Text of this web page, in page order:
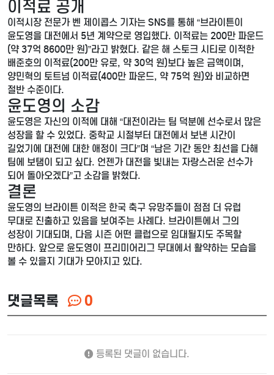
이적료 공개
이적시장 전문가 벤 제이콥스 기자는 SNS를 통해 “브라이튼이
윤도영을 대전에서 5년 계약으로 영입했다. 이적료는 200만 파운드
(약 37억 8600만 원)”라고 밝혔다. 같은 해 스토크 시티로 이적한
배준호의 이적료(200만 유로, 약 30억 원)보다 높은 금액이며,
양민혁의 토트넘 이적료(400만 파운드, 약 75억 원)와 비교하면
절반 수준이다.
윤도영의 소감
윤도영은 자신의 이적에 대해 “대전이라는 팀 덕분에 선수로서 많은
성장을 할 수 있었다. 중학교 시절부터 대전에서 보낸 시간이
길었기에 대전에 대한 애정이 크다”며 “남은 기간 동안 최선을 다해
팀에 보탬이 되고 싶다. 언젠가 대전을 빛내는 자랑스러운 선수가
되어 돌아오겠다”고 소감을 밝혔다.
결론
윤도영의 브라이튼 이적은 한국 축구 유망주들이 점점 더 유럽
무대로 진출하고 있음을 보여주는 사례다. 브라이튼에서 그의
성장이 기대되며, 다음 시즌 어떤 클럽으로 임대될지도 주목할
만하다. 앞으로 윤도영이 프리미어리그 무대에서 활약하는 모습을
볼 수 있을지 기대가 모아지고 있다.
댓글목록 0
등록된 댓글이 없습니다.